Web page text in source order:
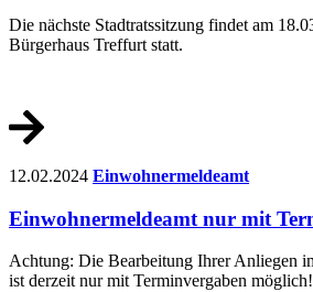
Die nächste Stadtratssitzung findet am
Bürgerhaus Treffurt statt.
12.02.2024 Einwohnermeldeamt
Einwohnermeldeamt nur mit
Achtung: Die Bearbeitung Ihrer Anliegen
ist derzeit nur mit Terminvergaben möglich!